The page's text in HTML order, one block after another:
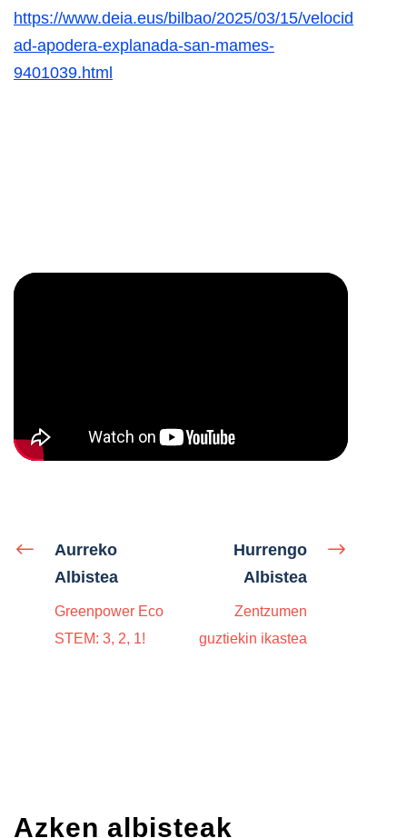
https://www.deia.eus/bilbao/2025/03/15/velocid
ad-apodera-explanada-san-mames-
9401039.html
Aurreko
Albistea
Greenpower Eco
STEM: 3, 2, 1!
Hurrengo
Albistea
Zentzumen
guztiekin ikastea
Azken albisteak